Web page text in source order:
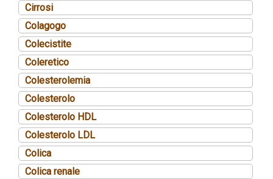
Cirrosi
Colagogo
Colecistite
Coleretico
Colesterolemia
Colesterolo
Colesterolo HDL
Colesterolo LDL
Colica
Colica renale